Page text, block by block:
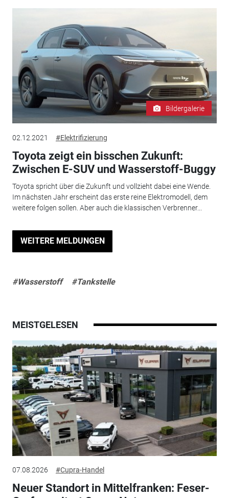
Bildergalerie
02.12.2021 #Elektrifizierung
Toyota zeigt ein bisschen Zukunft:
Zwischen E-SUV und Wasserstoff-Buggy
Toyota spricht über die Zukunft und vollzieht dabei eine Wende.
Im nächsten Jahr erscheint das erste reine Elektromodell, dem
weitere folgen sollen. Aber auch die klassischen Verbrenner...
WEITERE MELDUNGEN
#Wasserstoff #Tankstelle
MEISTGELESEN
07.08.2026 #Cupra-Handel
Neuer Standort in Mittelfranken: Feser-